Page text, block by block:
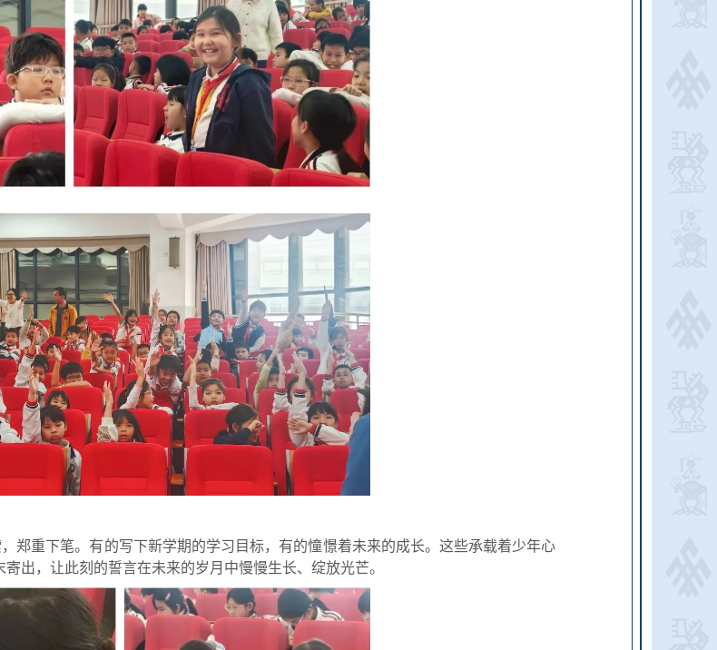
郑重下笔。有的写下新学期的学习目标，有的憧憬着未来的成长。这些承载着少年心
出，让此刻的誓言在未来的岁月中慢慢生长、绽放光芒。